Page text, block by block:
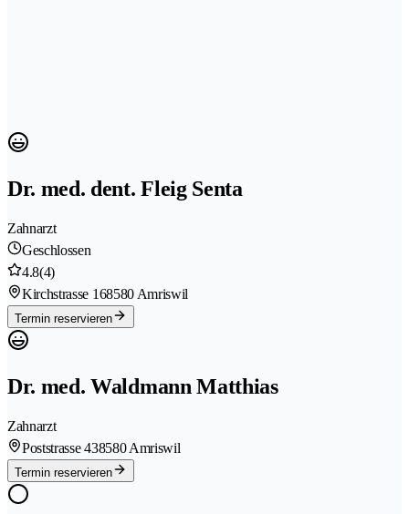
Dr. med. dent. Fleig Senta
Zahnarzt
Geschlossen
4.8(4)
Kirchstrasse 168580 Amriswil
Termin reservieren
Dr. med. Waldmann Matthias
Zahnarzt
Poststrasse 438580 Amriswil
Termin reservieren